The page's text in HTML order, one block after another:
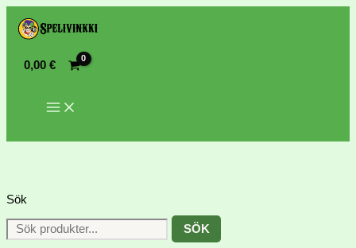
0,00€
Sök
SÖK